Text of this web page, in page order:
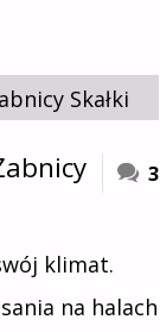
3
klimat.
na halach